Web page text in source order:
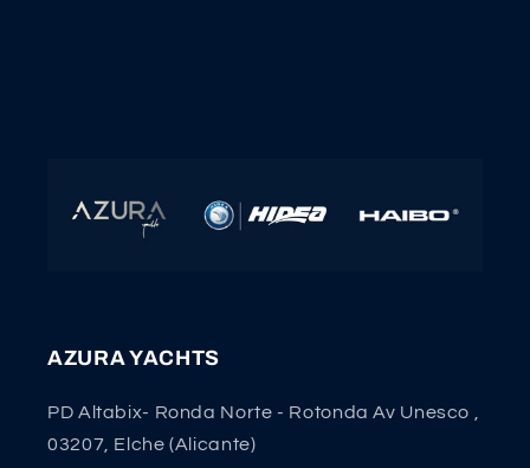
AZURA YACHTS
PD Altabix- Ronda Norte - Rotonda Av Unesco ,
03207, Elche (Alicante)